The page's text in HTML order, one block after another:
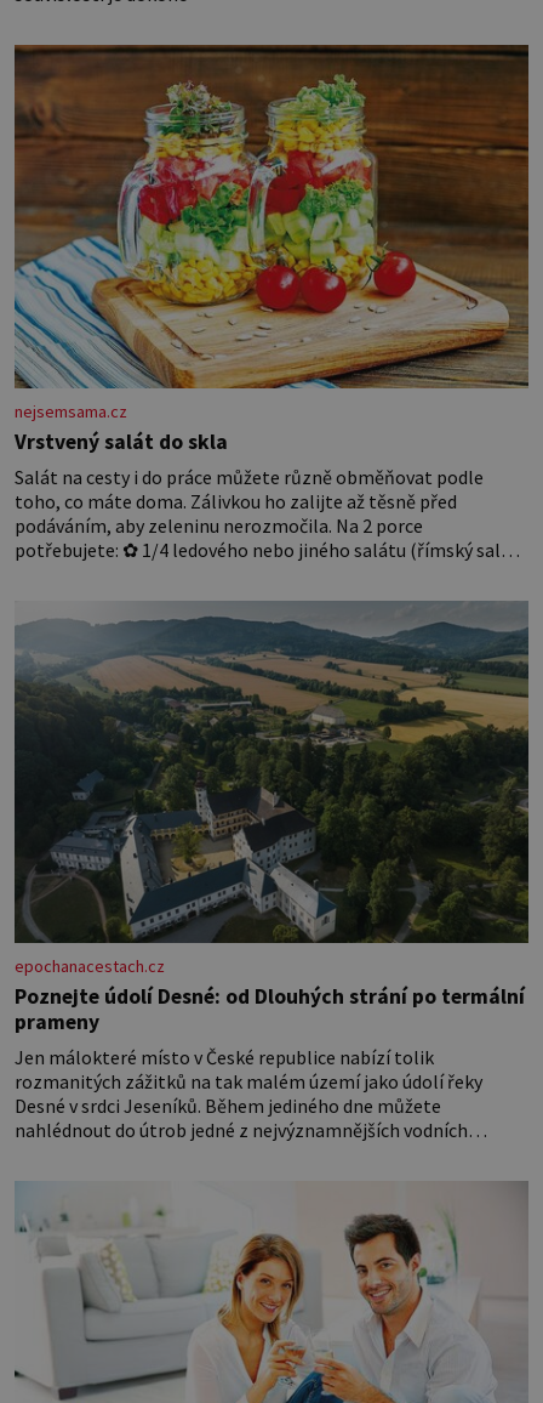
nejsemsama.cz
Vrstvený salát do skla
Salát na cesty i do práce můžete různě obměňovat podle
toho, co máte doma. Zálivkou ho zalijte až těsně před
podáváním, aby zeleninu nerozmočila. Na 2 porce
potřebujete: ✿ 1/4 ledového nebo jiného salátu (římský salát,
rajčata Zálivka: ✿ 4 lžíce olivového oleje ✿ 1 lžíci citronové
šťávy ✿ ½ stroužku
epochanacestach.cz
Poznejte údolí Desné: od Dlouhých strání po termální
prameny
Jen málokteré místo v České republice nabízí tolik
rozmanitých zážitků na tak malém území jako údolí řeky
Desné v srdci Jeseníků. Během jediného dne můžete
nahlédnout do útrob jedné z nejvýznamnějších vodních
koloběžce a den zakončit poznáváním památek ve Velkých
Losinách nebo v termálním